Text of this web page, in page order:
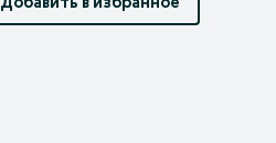
Добавить в избранное